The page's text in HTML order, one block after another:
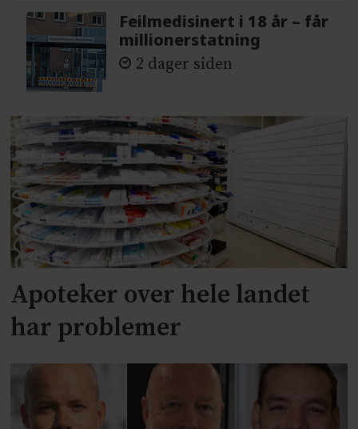
Feilmedisinert i 18 år – får
millionerstatning
2 dager siden
Apoteker over hele landet
har problemer